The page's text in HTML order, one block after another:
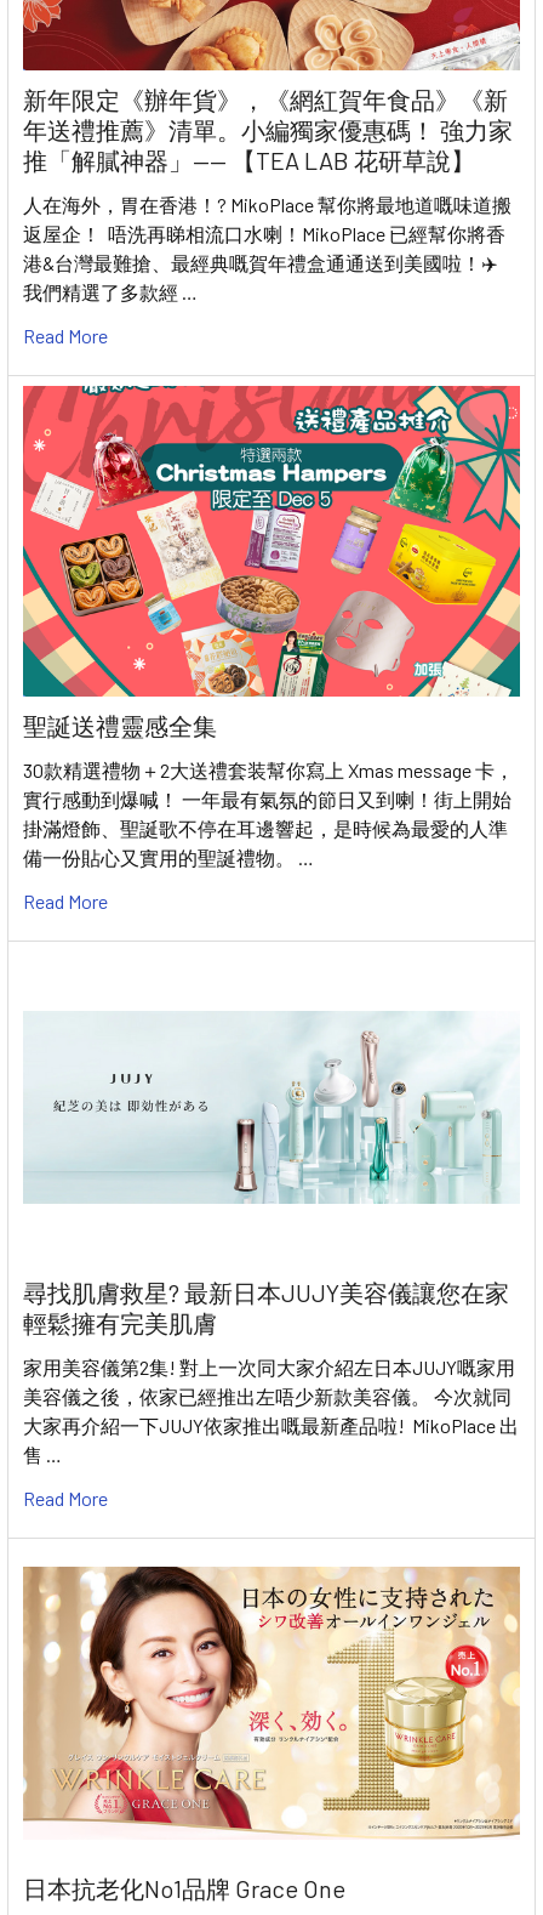
新年限定《辦年貨》，《網紅賀年食品》《新
年送禮推薦》清單。小編獨家優惠碼！ 強力家
推「解膩神器」—— 【TEA LAB 花研草說】
人在海外，胃在香港！? MikoPlace 幫你將最地道嘅味道搬
返屋企！ 唔洗再睇相流口水喇！MikoPlace 已經幫你將香
港&台灣最難搶、最經典嘅賀年禮盒通通送到美國啦！✈️
我們精選了多款經 …
Read More
聖誕送禮靈感全集
30款精選禮物＋2大送禮套装幫你寫上 Xmas message 卡，
實行感動到爆喊！ 一年最有氣氛的節日又到喇！街上開始
掛滿燈飾、聖誕歌不停在耳邊響起，是時候為最愛的人準
備一份貼心又實用的聖誕禮物。 …
Read More
尋找肌膚救星? 最新日本JUJY美容儀讓您在家
輕鬆擁有完美肌膚
家用美容儀第2集! 對上一次同大家介紹左日本JUJY嘅家用
美容儀之後，依家已經推出左唔少新款美容儀。 今次就同
大家再介紹一下JUJY依家推出嘅最新產品啦! MikoPlace 出
售 …
Read More
日本抗老化No1品牌 Grace One